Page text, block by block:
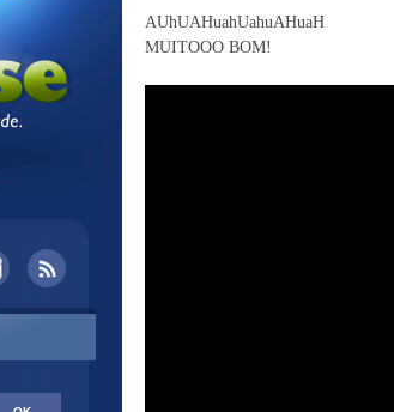
AUhUAHuahUahuAHuaH
MUITOOO BOM!